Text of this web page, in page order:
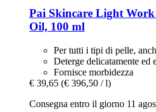
Pai Skincare Light Work
Oil, 100 ml
Per tutti i tipi di pelle,
Deterge delicatamente ed
Fornisce morbidezza
€ 39,65 (€ 396,50 / l)
Consegna entro il giorno 11